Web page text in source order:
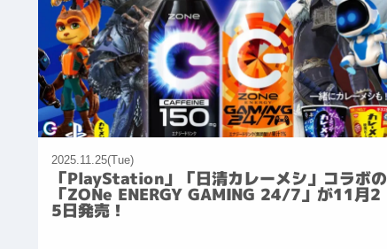
2025.11.25(Tue)
「PlayStation」「日清カレーメシ」コラボの
「ZONe ENERGY GAMING 24/7」が11月2
5日発売！